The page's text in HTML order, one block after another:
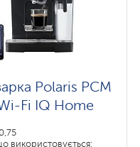
Polaris PCM
Fi IQ Home
використовується: